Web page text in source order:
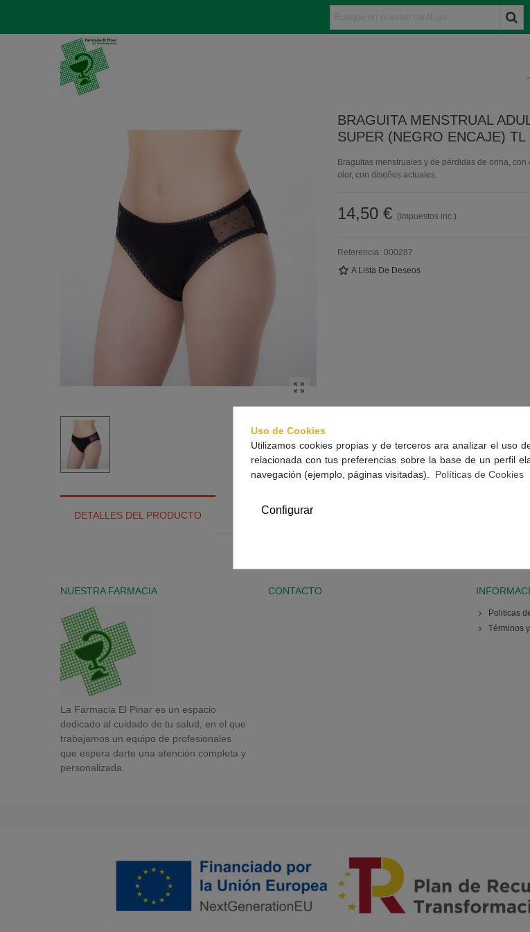
BRAGUITA MENSTRUAL
SUPER (NEGRO ENCAJE) TL
Braguitas menstruales y de pérdidas de orina,
olor, con diseños actuales.
14,50 € (impuestos inc.)
Referencia: 000287
A Lista De Deseos
DETALLES DEL PRODUCTO
NUESTRA FARMACIA
La Farmacia El Pinar es un espacio
dedicado al cuidado de tu salud, en el que
trabajamos un equipo de profesionales
que espera darte una atención completa y
personalizada.
CONTACTO
Politicas
Términos
Uso de Cookies
Utilizamos cookies propias y de terceros ara analizar el uso
relacionada con tus preferencias sobre la base de un perfil
navegación (ejemplo, páginas visitadas). Políticas de Cookies
Configurar